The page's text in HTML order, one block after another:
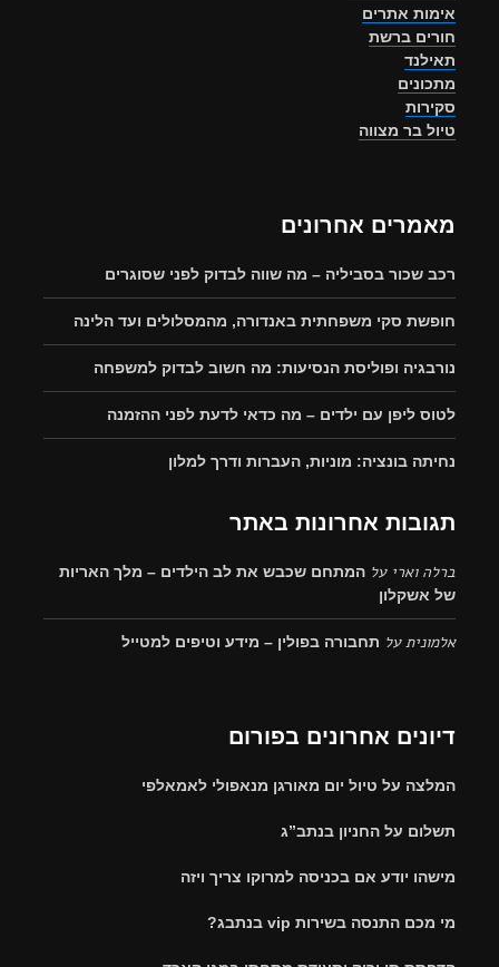
אימות אתרים
חורים ברשת
תאילנד
מתכונים
סקירות
טיול בר מצווה
מאמרים אחרונים
רכב שכור בסביליה – מה שווה לבדוק לפני שסוגרים
חופשת סקי משפחתית באנדורה, מהמסלולים ועד הלינה
נורבגיה ופוליסת הנסיעות: מה חשוב לבדוק למשפחה
לטוס ליפן עם ילדים – מה כדאי לדעת לפני ההזמנה
נחיתה בונציה: מוניות, העברות ודרך למלון
תגובות אחרונות באתר
ברלה וארי על המתחם שכבש את לב הילדים – מלך האריות
של אשקלון
אלמוניתעל תחבורה בפולין – מידע וטיפים למטייל
דיונים אחרונים בפורום
המלצה על טיול יום מאורגן מנאפולי לאמאלפי
תשלום על החניון בנתב”ג
מישהו יודע אם בכניסה למרוקו צריך ויזה
מי מכם התנסה בשירות vip בנתבג?